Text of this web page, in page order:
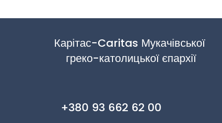
Карітас-Caritas Мукачівської
греко-католицької єпархії
+380 93 662 62 00